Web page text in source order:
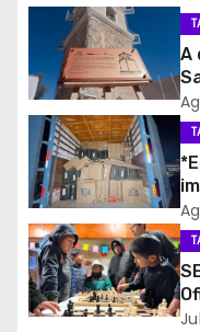
d
e
e
n
t
r
A